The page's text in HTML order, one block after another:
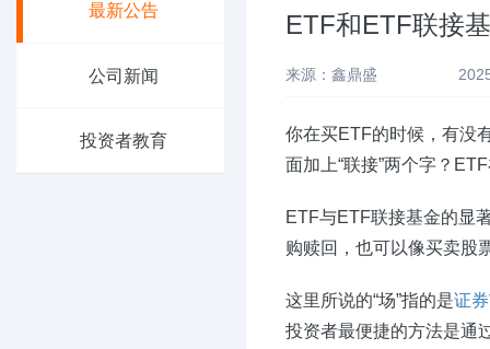
最新公告
公司新闻
投资者教育
ETF和ETF联接
来源：鑫鼎盛
你在买ETF的时候，有没
面加上“联接”两个字？
ETF与ETF联接基金的显
购赎回，也可以像买卖股
这里所说的“场”指的是证券
投资者最便捷的方法是通